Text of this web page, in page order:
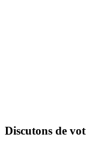
Discutons de